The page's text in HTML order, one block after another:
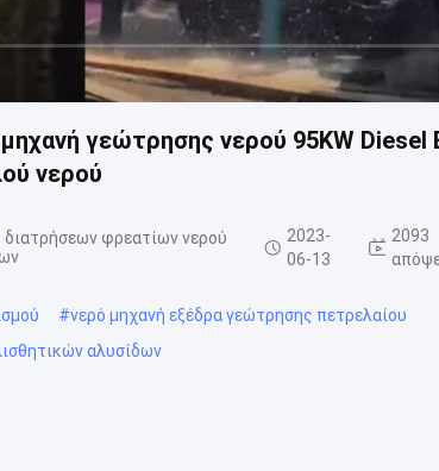
γεώτρησης νερού 95KW Diesel
νερού
φρεατίων νερού
2023-
06-13
2093
#νερό μηχανή εξέδρα γεώτρησης πετρελαίου
αλυσίδων